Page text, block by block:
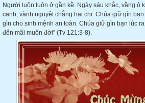
Người luôn luôn ở gần kề. Ngày sáu khắc, vầng ô
canh, vành nguyệt chẳng hại chi. Chúa giữ gìn
gìn cho sinh mệnh an toàn. Chúa giữ gìn bạn lúc
đến mãi muôn đời” (Tv 121:3-8).